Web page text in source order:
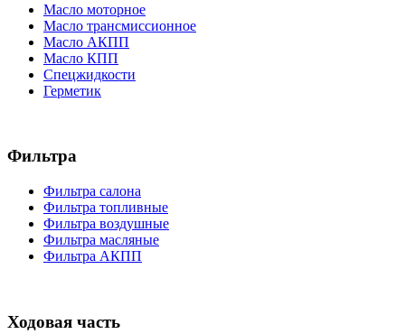
Масло моторное
Масло трансмиссионное
Масло АКПП
Масло КПП
Спецжидкости
Герметик
Фильтра
Фильтра салона
Фильтра топливные
Фильтра воздушные
Фильтра масляные
Фильтра АКПП
Ходовая часть